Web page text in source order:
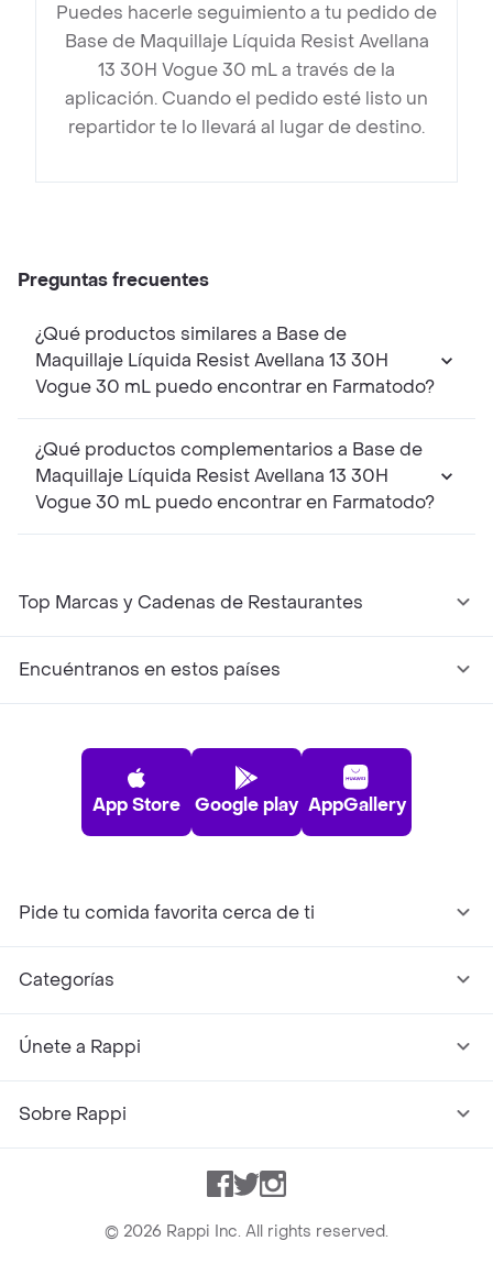
Puedes hacerle seguimiento a tu pedido de
Base de Maquillaje Líquida Resist Avellana
13 30H Vogue 30 mL a través de la
aplicación. Cuando el pedido esté listo un
repartidor te lo llevará al lugar de destino.
Preguntas frecuentes
¿Qué productos similares a Base de
Maquillaje Líquida Resist Avellana 13 30H
Vogue 30 mL puedo encontrar en Farmatodo?
¿Qué productos complementarios a Base de
Maquillaje Líquida Resist Avellana 13 30H
Vogue 30 mL puedo encontrar en Farmatodo?
Top Marcas y Cadenas de Restaurantes
Encuéntranos en estos países
App Store Google play AppGallery
Pide tu comida favorita cerca de ti
Categorías
Únete a Rappi
Sobre Rappi
Facebook
TwitterInstagram
© 2026 Rappi Inc. All rights reserved.